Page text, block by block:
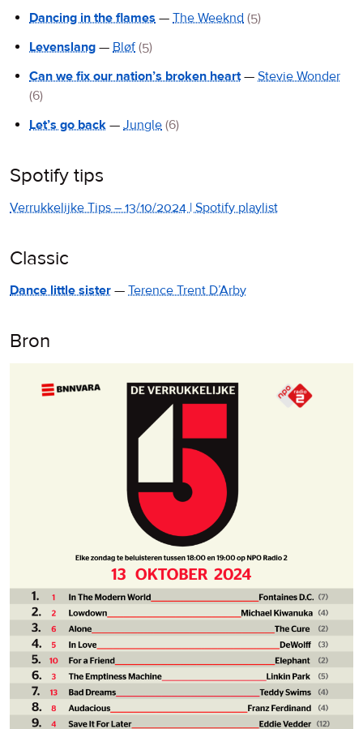
Dancing in the flames — The Weeknd (5)
Levenslang — Bløf (5)
Can we fix our nation’s broken heart— Stevie Wonder
(6)
Let’s go back — Jungle (6)
Spotify tips
Verrukkelijke Tips – 13/10/2024 | Spotify playlist
Classic
Dance little sister — Terence Trent D’Arby
Bron